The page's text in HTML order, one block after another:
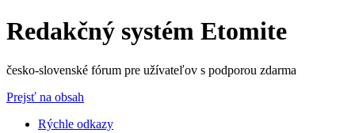
Redakčný systém Etomite
česko-slovenské fórum pre užívateľov s podporou zdarma
Prejsť na obsah
Rýchle odkazy